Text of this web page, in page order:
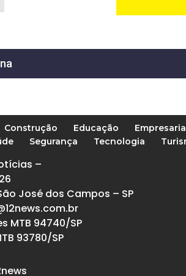
Construção Educação
Segurança Tecnologia
–
José dos Campos – SP
MTB 94740/SP
93780/SP